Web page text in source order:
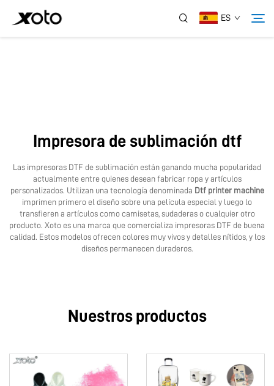
ES
Servicio
Aplicación
Impresora de sublimación dtf
Las impresoras DTF de sublimación están ganando mucha popularidad
actualmente entre quienes desean fabricar ropa y artículos
personalizados. Utilizan una tecnología denominada Dtf printer machine
imprimen primero el diseño sobre una película especial y luego lo
transfieren a artículos como camisetas, sudaderas o cualquier otro
producto. Xoto es una marca que comercializa impresoras DTF de buena
calidad. Estos modelos ofrecen colores muy vivos y detalles nítidos, y los
diseños permanecen duraderos.
Nuestros productos